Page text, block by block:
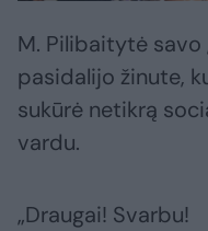
M. Pilibaitytė savo
pasidalijo žinute,
sukūrė netikrą
vardu.
„Draugai! Svarbu!